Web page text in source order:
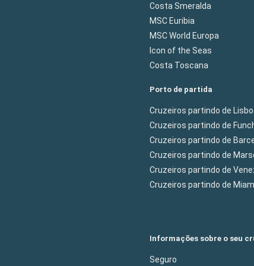
Costa Smeralda
MSC Euribia
MSC World Europa
Icon of the Seas
Costa Toscana
Porto de partida
Cruzeiros partindo de
Cruzeiros partindo de
Cruzeiros partindo de
Cruzeiros partindo de
Cruzeiros partindo de
Cruzeiros partindo de Miam
Informações sobre o seu
Seguro